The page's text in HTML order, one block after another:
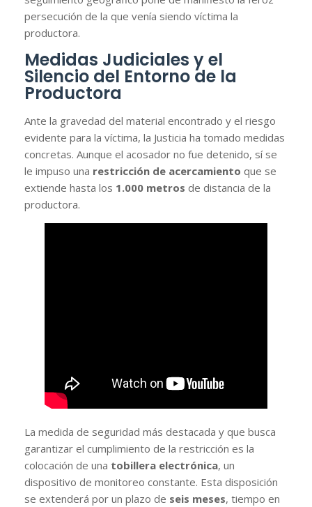
persecución de la que venía siendo víctima la
productora.
Medidas Judiciales y el
Silencio del Entorno de la
Productora
Ante la gravedad del material encontrado y el riesgo
evidente para la víctima, la Justicia ha tomado medidas
concretas. Aunque el acosador no fue detenido, sí se
le impuso una restricción de acercamiento que se
extiende hasta los 1.000 metros de distancia de la
productora.
La medida de seguridad más destacada y que busca
garantizar el cumplimiento de la restricción es la
colocación de una tobillera electrónica, un
dispositivo de monitoreo constante. Esta disposición
se extenderá por un plazo de seis meses, tiempo en